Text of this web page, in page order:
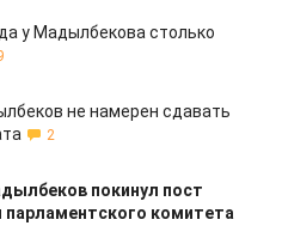
у Мадылбекова столько
не намерен сдавать
2
покинул пост
парламентского комитета